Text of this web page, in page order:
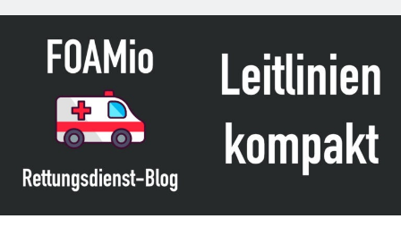
regarding
hospital
airway